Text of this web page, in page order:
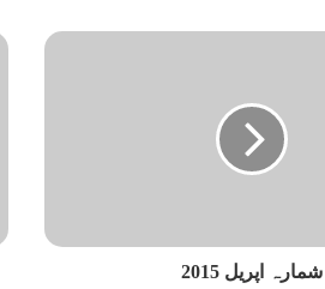
شمارہ اپریل 2015